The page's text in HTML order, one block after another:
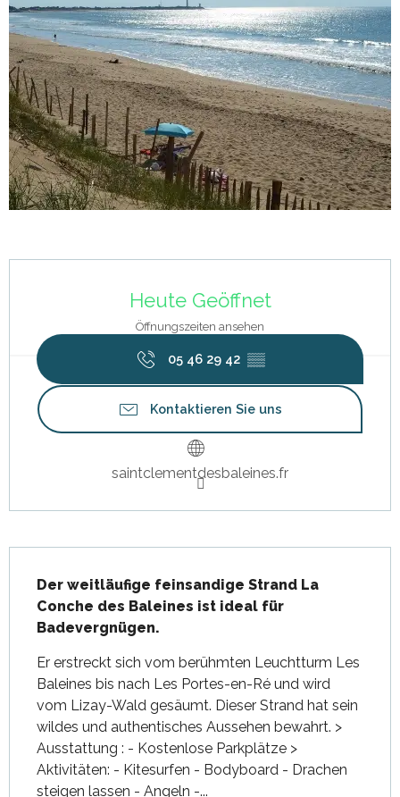
Heute Geöffnet
Öffnungszeiten ansehen
05 46 29 42 ▒▒
Kontaktieren Sie uns
saintclementdesbaleines.fr
Der weitläufige feinsandige Strand La
Conche des Baleines ist ideal für
Badevergnügen.
Er erstreckt sich vom berühmten Leuchtturm Les
Baleines bis nach Les Portes-en-Ré und wird
vom Lizay-Wald gesäumt. Dieser Strand hat sein
wildes und authentisches Aussehen bewahrt. >
Ausstattung : - Kostenlose Parkplätze >
Aktivitäten: - Kitesurfen - Bodyboard - Drachen
steigen lassen - Angeln -...